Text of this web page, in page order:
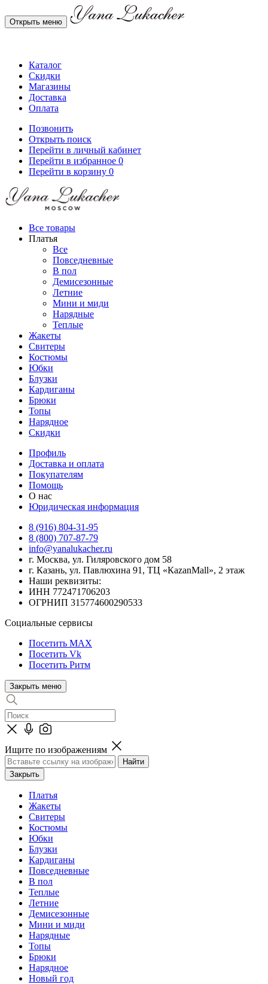
Открыть меню
Каталог
Скидки
Магазины
Доставка
Оплата
Позвонить
Открыть поиск
Перейти в личный кабинет
Перейти в избранное 0
Перейти в корзину 0
Все товары
Платья
Все
Повседневные
В пол
Демисезонные
Летние
Мини и миди
Нарядные
Теплые
Жакеты
Свитеры
Костюмы
Юбки
Блузки
Кардиганы
Брюки
Топы
Нарядное
Скидки
Профиль
Доставка и оплата
Покупателям
Помощь
О нас
Юридическая информация
8 (916) 804-31-95
8 (800) 707-87-79
info@yanalukacher.ru
г. Москва, ул. Гиляровского дом 58
г. Казань, ул. Павлюхина 91, ТЦ «КazanMall», 2 этаж
Наши реквизиты:
ИНН 772471706203
ОГРНИП 315774600290533
Социальные сервисы
Посетить MAX
Посетить Vk
Посетить Ритм
Закрыть меню
Ищите по изображениям
Закрыть
Платья
Жакеты
Свитеры
Костюмы
Юбки
Блузки
Кардиганы
Повседневные
В пол
Теплые
Летние
Демисезонные
Мини и миди
Нарядные
Топы
Брюки
Нарядное
Новый год